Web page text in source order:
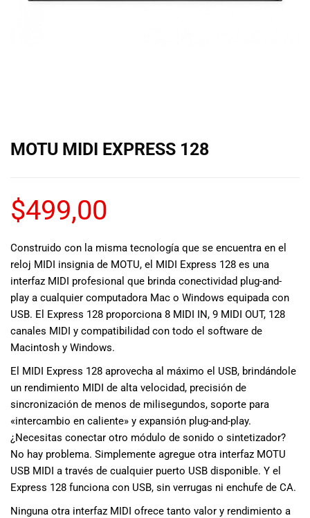
También
teclados y
accesorios
para satisfacer
todas las
musicales.
Nuestro equipo
música está
aquí para
ayudarte a
encontrar el
instrumento o
equipo de
audio
adecuado para
ti, y ofrecerte el
mejor servicio
MOTU MIDI EXPRESS 128
$499,00
Construido con la misma tecnología que se encuentra en el
reloj MIDI insignia de MOTU, el MIDI Express 128 es una
interfaz MIDI profesional que brinda conectividad plug-and-
play a cualquier computadora Mac o Windows equipada con
USB. El Express 128 proporciona 8 MIDI IN, 9 MIDI OUT, 128
canales MIDI y compatibilidad con todo el software de
Macintosh y Windows.
El MIDI Express 128 aprovecha al máximo el USB, brindándole
un rendimiento MIDI de alta velocidad, precisión de
sincronización de menos de milisegundos, soporte para
«intercambio en caliente» y expansión plug-and-play.
¿Necesitas conectar otro módulo de sonido o sintetizador?
No hay problema. Simplemente agregue otra interfaz MOTU
USB MIDI a través de cualquier puerto USB disponible. Y el
Express 128 funciona con USB, sin verrugas ni enchufe de CA.
Ninguna otra interfaz MIDI ofrece tanto valor y rendimiento a